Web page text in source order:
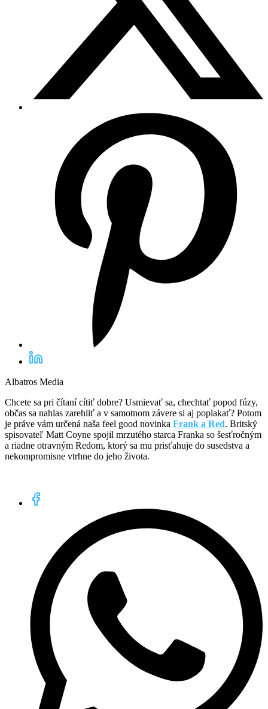
Albatros Media
Chcete sa pri čítaní cítiť dobre? Usmievať sa, chechtať popod fúzy,
občas sa nahlas zarehliť a v samotnom závere si aj poplakať? Potom
je práve vám určená naša feel good novinka Frank a Red. Britský
spisovateľ Matt Coyne spojil mrzutého starca Franka so šesťročným
a riadne otravným Redom, ktorý sa mu prisťahuje do susedstva a
nekompromisne vtrhne do jeho života.